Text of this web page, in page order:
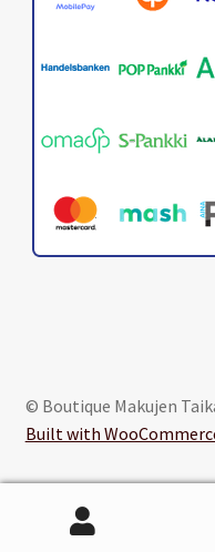
© Boutique Makujen
Built with